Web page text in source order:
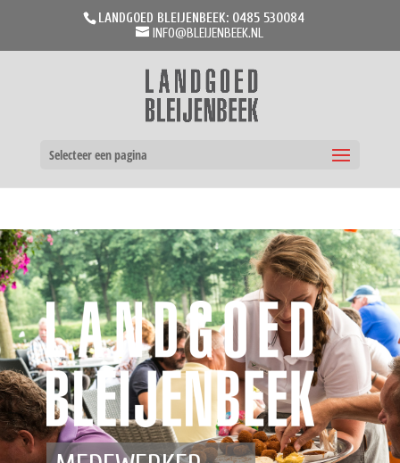
LANDGOED BLEIJENBEEK: 0485 530084
INFO@BLEIJENBEEK.NL
Selecteer een pagina